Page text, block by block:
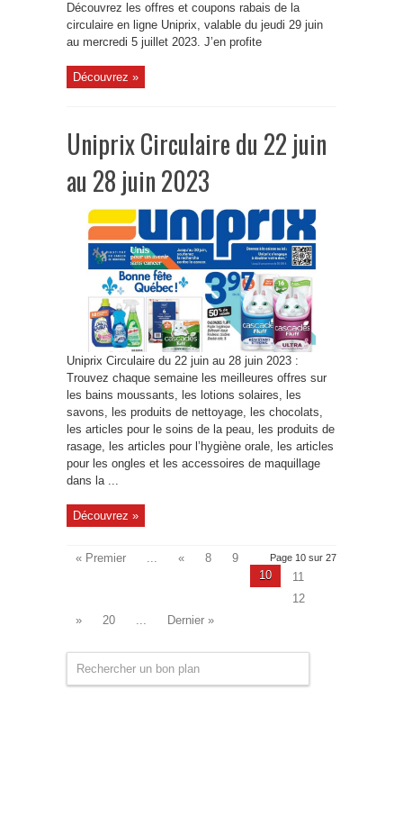
Découvrez les offres et coupons rabais de la
circulaire en ligne Uniprix, valable du jeudi 29 juin
au mercredi 5 juillet 2023. J’en profite
Découvrez »
Uniprix Circulaire du 22 juin
au 28 juin 2023
Uniprix Circulaire du 22 juin au 28 juin 2023 :
Trouvez chaque semaine les meilleures offres sur
les bains moussants, les lotions solaires, les
savons, les produits de nettoyage, les chocolats,
les articles pour le soins de la peau, les produits de
rasage, les articles pour l’hygiène orale, les articles
pour les ongles et les accessoires de maquillage
dans la ...
Découvrez »
Page 10 sur 27
« Premier ... « 8
9
10
11
12
»
20 ... Dernier »